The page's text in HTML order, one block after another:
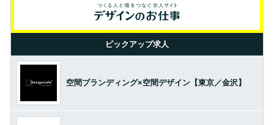
ピックアップ求人
空間ブランディング×空間デザイン【東京／金沢】